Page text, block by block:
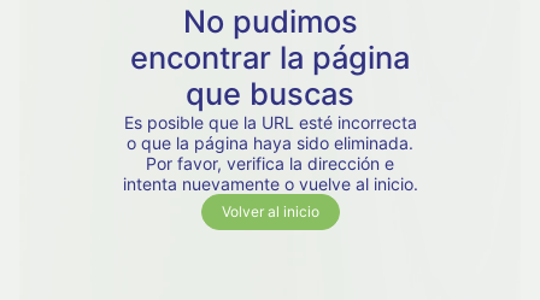
No pudimos
encontrar la página
que buscas
Es posible que la URL esté incorrecta
o que la página haya sido eliminada.
Por favor, verifica la dirección e
intenta nuevamente o vuelve al inicio.
Volver al inicio